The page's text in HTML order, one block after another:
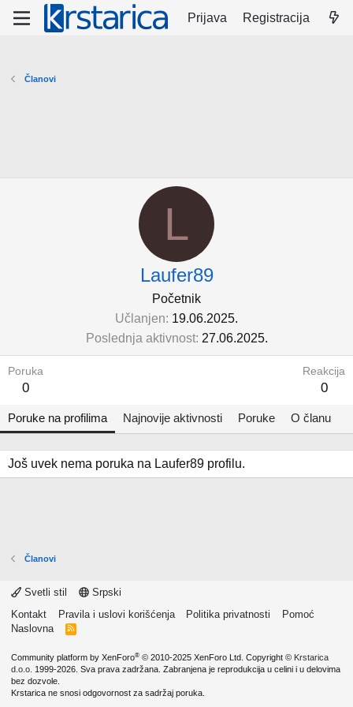
Prijava Registracija
Članovi
L
Laufer89
Početnik
Učlanjen 19.06.2025.
Poslednja aktivnost 27.06.2025.
Poruka
0
Reakcija
0
Poruke na profilima Najnovije aktivnosti Poruke O članu
Još uvek nema poruka na Laufer89 profilu.
Članovi
Svetli stil
Srpski
Kontakt
Pravila i uslovi korišćenja Politika privatnosti
Pomoć
Naslovna
R
Community platform by XenForo® © 2010-2025 XenForo Ltd. Copyright © Krstarica
d.o.o. 1999-2026. Sva prava zadržana. Zabranjena je reprodukcija u celini i u delovima
bez dozvole.
Krstarica ne snosi odgovornost za sadržaj poruka.